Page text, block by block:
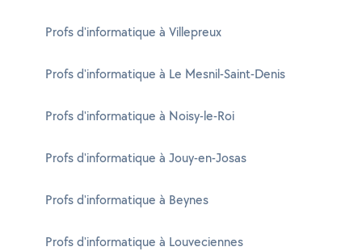
Profs d'informatique à Villepreux
Profs d'informatique à Le Mesnil-Saint-Denis
Profs d'informatique à Noisy-le-Roi
Profs d'informatique à Jouy-en-Josas
Profs d'informatique à Beynes
Profs d'informatique à Louveciennes